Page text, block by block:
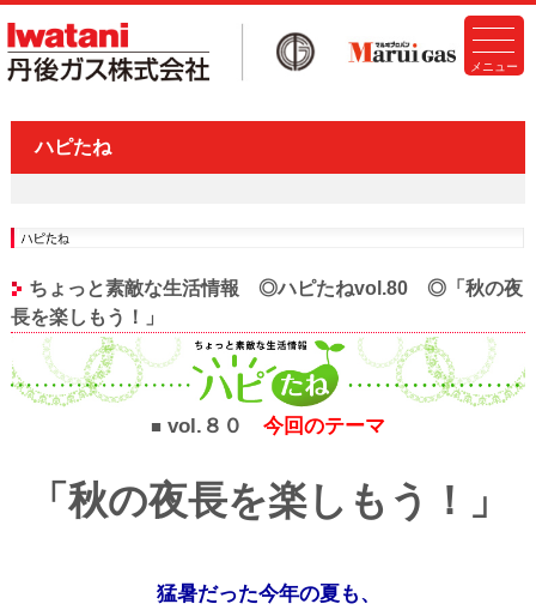
ハピたね
ちょっと素敵な生活情報 ◎ハピたねvol.80 ◎「秋の夜
長を楽しもう！」
■ vol.８０ 今回のテーマ
「秋の夜長を楽しもう！」
猛暑だった今年の夏も、